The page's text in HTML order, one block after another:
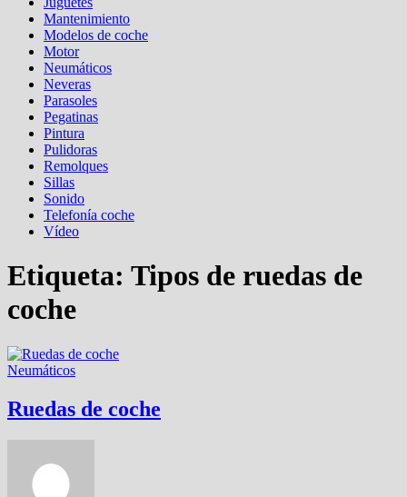
Mantenimiento
Modelos de coche
Motor
Neumáticos
Neveras
Parasoles
Pegatinas
Pintura
Pulidoras
Remolques
Sillas
Sonido
Telefonía coche
Vídeo
Etiqueta: Tipos de ruedas de
coche
Neumáticos
Ruedas de coche